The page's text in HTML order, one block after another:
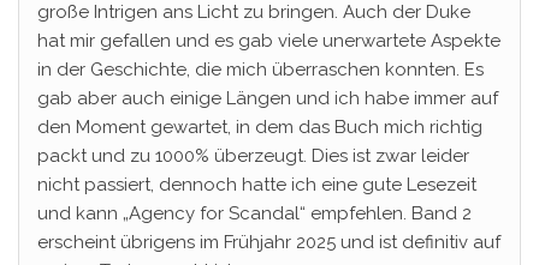
große Intrigen ans Licht zu bringen. Auch der Duke
hat mir gefallen und es gab viele unerwartete Aspekte
in der Geschichte, die mich überraschen konnten. Es
gab aber auch einige Längen und ich habe immer auf
den Moment gewartet, in dem das Buch mich richtig
packt und zu 1000% überzeugt. Dies ist zwar leider
nicht passiert, dennoch hatte ich eine gute Lesezeit
und kann „Agency for Scandal“ empfehlen. Band 2
erscheint übrigens im Frühjahr 2025 und ist definitiv auf